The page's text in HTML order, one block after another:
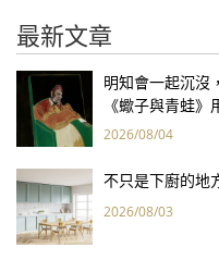
最新文章
明知會一起沉沒
《蠍子與青蛙
2026/08/04
不只是下廚的地
2026/08/03